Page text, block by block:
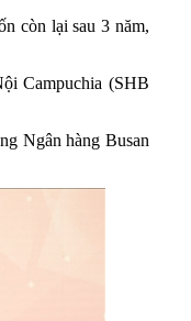
còn lại sau 3 năm,
Campuchia (SHB
Ngân hàng Busan